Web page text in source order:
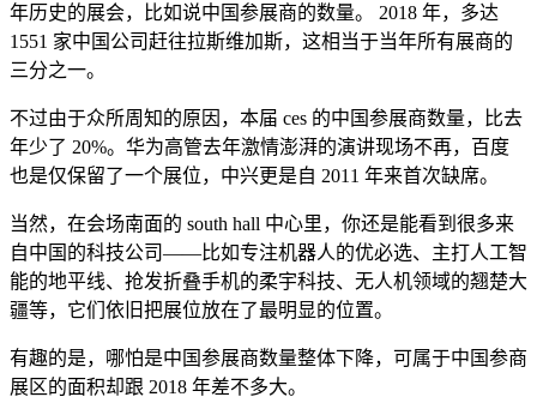
年历史的展会，比如说中国参展商的数量。 2018 年，多达
1551 家中国公司赶往拉斯维加斯，这相当于当年所有展商的
三分之一。
不过由于众所周知的原因，本届 ces 的中国参展商数量，比去
年少了 20%。华为高管去年激情澎湃的演讲现场不再，百度
也是仅保留了一个展位，中兴更是自 2011 年来首次缺席。
当然，在会场南面的 south hall 中心里，你还是能看到很多来
自中国的科技公司——比如专注机器人的优必选、主打人工智
能的地平线、抢发折叠手机的柔宇科技、无人机领域的翘楚大
疆等，它们依旧把展位放在了最明显的位置。
有趣的是，哪怕是中国参展商数量整体下降，可属于中国参商
展区的面积却跟 2018 年差不多大。